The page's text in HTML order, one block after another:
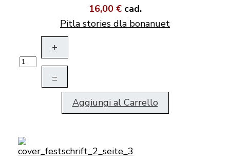
16,00 € cad.
Pitla stories dla bonanuet
+
–
Aggiungi al Carrello